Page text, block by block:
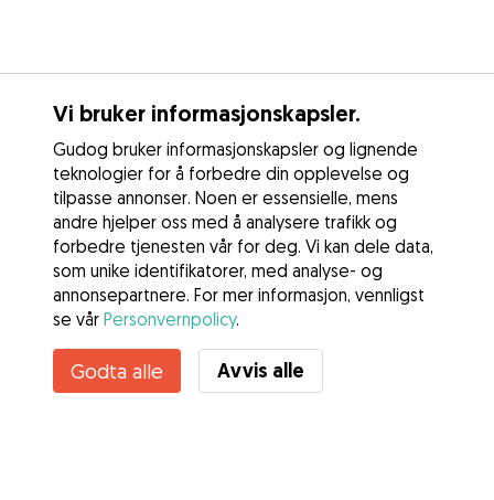
Vi bruker informasjonskapsler.
Gudog bruker informasjonskapsler og lignende
teknologier for å forbedre din opplevelse og
tilpasse annonser. Noen er essensielle, mens
andre hjelper oss med å analysere trafikk og
forbedre tjenesten vår for deg. Vi kan dele data,
som unike identifikatorer, med analyse- og
annonsepartnere. For mer informasjon, vennligst
se vår Personvernpolicy.
Godta alle Avvis alle